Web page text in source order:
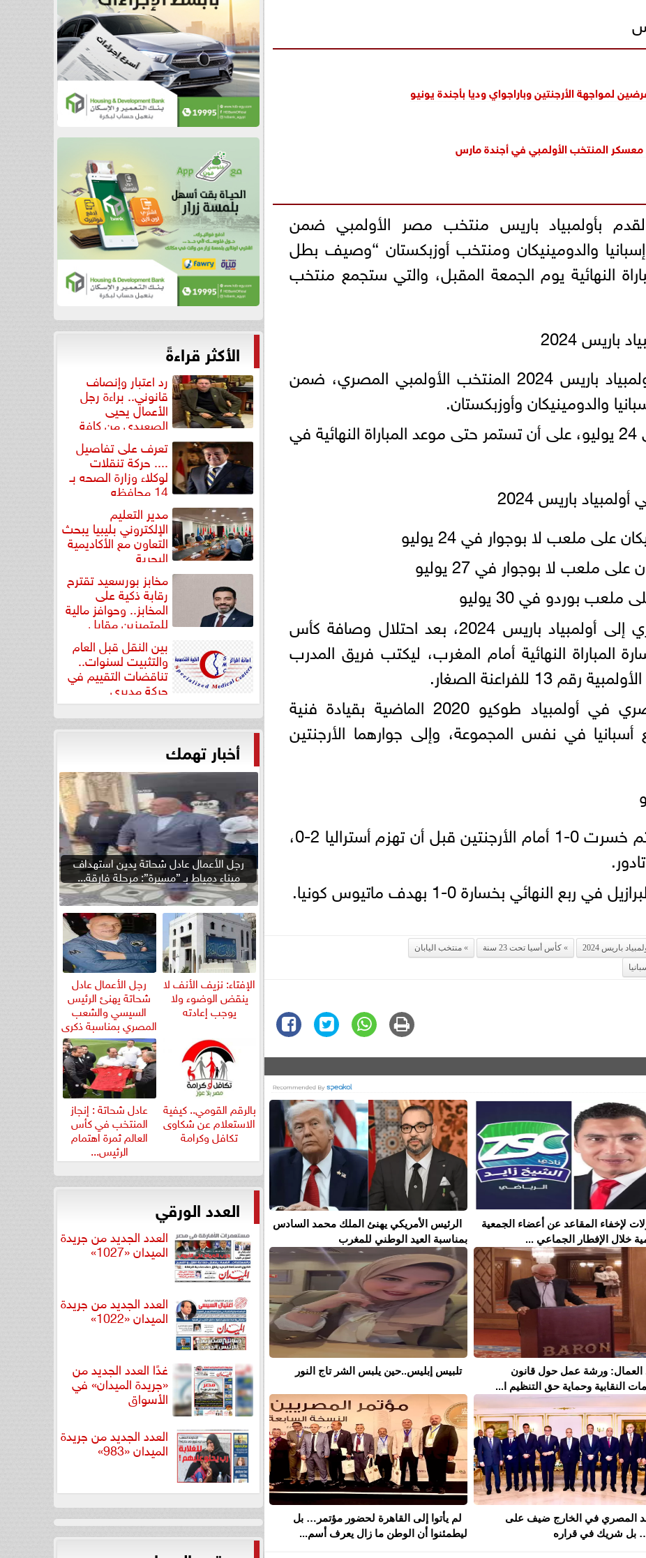
لمواجهة الأرجنتين وباراجواي وديا بأجندة يونيو
المنتخب الأولمبي في أجندة مارس
بأولمبياد باريس منتخب مصر الأولمبي ضمن
إسبانيا والدومينيكان ومنتخب أوزبكستان “وصيف بطل
النهائية يوم الجمعة المقبل، والتي ستجمع منتخب
2024
وأوقعت قرعة كرة القدم في أولمبياد باريس 2024 المنتخب الأولمبي المصري، ضمن
والدومينيكان وأوزبكستان.
وتنطلق المنافسات الأولمبية في 24 يوليو، على أن تستمر حتى موعد المباراة النهائية في
باريس 2024
ملعب لا بوجوار في 24 يوليو
ملعب لا بوجوار في 27 يوليو
بوردو في 30 يوليو
وتأهل المنتخب الأولمبي المصري إلى أولمبياد باريس 2024، بعد احتلال وصافة كأس
عامًا، إثر خسارة المباراة النهائية أمام المغرب، ليكتب فريق المدرب
للفراعنة الصغار.
وشارك المنتخب الأولمبي المصري في أولمبياد طوكيو 2020 الماضية بقيادة فنية
في نفس المجموعة، وإلى جوارهما الأرجنتين
وتعادلت مصر سلبيًا مع إسبانيا ثم خسرت 0-1 أمام الأرجنتين قبل أن تهزم أستراليا 2-0،
بخسارة 0-1 بهدف ماتيوس كونيا.
باريس 2024 كأس أسيا تحت 23 سنة
منتخب اليابان
لإخفاء المقاعد عن أعضاء الجمعية
خلال الإفطار الجماعي ...
الرئيس الأمريكي يهنئ الملك محمد السادس
بمناسبة العيد الوطني للمغرب
العمال: ورشة عمل حول قانون
النقابية وحماية حق التنظيم ا...
تلبيس إبليس..حين يلبس الشر تاج النور
المصري في الخارج ضيف على
بل شريك في قراره
لم يأتوا إلى القاهرة لحضور مؤتمر… بل
ليطمئنوا أن الوطن ما زال يعرف أسم...
الأكثر قراءةً
رد اعتبار وإنصاف
قانوني.. براءة رجل
الأعمال يحيى
الصعيدي من كافة
التهم... تعرف على تفاصيل
.... حركة تنقلات
لوكلاء وزارة الصحه بـ
14 محافظه
مدير التعليم
الإلكتروني بليبيا يبحث
التعاون مع الأكاديمية
البحرية
مخابز بورسعيد تقترح
رقابة ذكية على
المخابز.. وحوافز مالية
للمتميزين مقابل
بين النقل قبل العام
والتثبيت لسنوات..
تناقضات التقييم في
حركة مديري
”مستشفيات...
أخبار تهمك
رجل الأعمال عادل شحاتة يدين استهداف
ميناء دمياط بـ ”مسيرة”: مرحلة فارقة...
الإفتاء: نزيف الأنف لا
ينقض الوضوء ولا
يوجب إعادته
رجل الأعمال عادل
شحاتة يهنئ الرئيس
السيسي والشعب
المصري بمناسبة ذكرى
ثورة...
بالرقم القومي.. كيفية
الاستعلام عن شكاوى
تكافل وكرامة
عادل شحاتة : إنجاز
المنتخب في كأس
العالم ثمرة اهتمام
الرئيس...
العدد الورقي
العدد الجديد من جريدة
الميدان «1027»
العدد الجديد من جريدة
الميدان «1022»
غدًا العدد الجديد من
«جريدة الميدان» في
الأسواق
العدد الجديد من جريدة
الميدان «983»